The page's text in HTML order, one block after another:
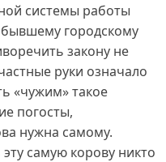
системы работы
городскому
закону не
руки означало
«чужим» такое
погосты,
нужна самому.
самую корову никто